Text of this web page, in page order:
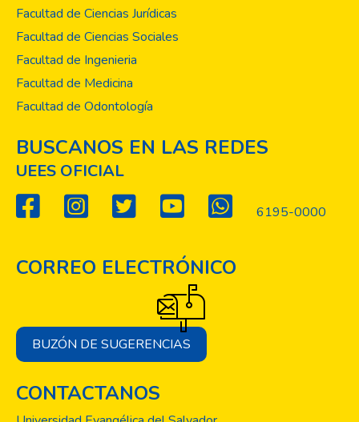
Facultad de Ciencias Jurídicas
Facultad de Ciencias Sociales
Facultad de Ingenieria
Facultad de Medicina
Facultad de Odontología
BUSCANOS EN LAS REDES
UEES OFICIAL
6195-0000
CORREO ELECTRÓNICO
BUZÓN DE SUGERENCIAS
CONTACTANOS